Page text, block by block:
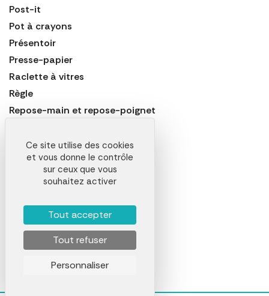
Post-it
Pot à crayons
Présentoir
Presse-papier
Raclette à vitres
Règle
Repose-main et repose-poignet
Support d'ordinateur
Support pour tablette
Taille-crayon
Trombone
Trousse à crayons
Welcome pack
Ce site utilise des cookies
et vous donne le contrôle
sur ceux que vous
souhaitez activer
Tout accepter
Tout refuser
Personnaliser